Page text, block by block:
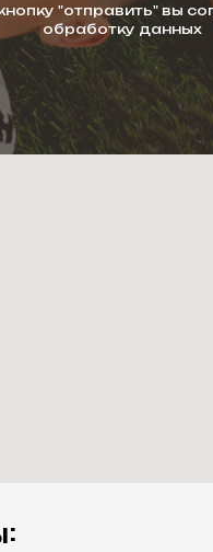
"отправить" вы
обработку данных